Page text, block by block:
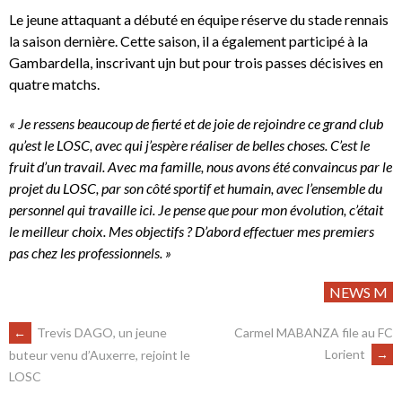
Le jeune attaquant a débuté en équipe réserve du stade rennais
la saison dernière. Cette saison, il a également participé à la
Gambardella, inscrivant ujn but pour trois passes décisives en
quatre matchs.
« Je ressens beaucoup de fierté et de joie de rejoindre ce grand club
qu’est le LOSC, avec qui j’espère réaliser de belles choses. C’est le
fruit d’un travail. Avec ma famille, nous avons été convaincus par le
projet du LOSC, par son côté sportif et humain, avec l’ensemble du
personnel qui travaille ici. Je pense que pour mon évolution, c’était
le meilleur choix. Mes objectifs ? D’abord effectuer mes premiers
pas chez les professionnels. »
NEWS M
←
Trevis DAGO, un jeune
buteur venu d’Auxerre, rejoint le
LOSC
Carmel MABANZA file au FC
Lorient
→